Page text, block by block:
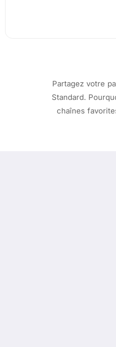
Partagez votre
Standard.
chaînes